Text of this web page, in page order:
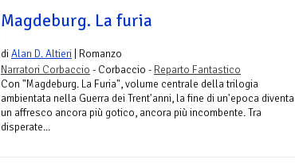
Magdeburg. La furia
diAlan D. Altieri | Romanzo
Narratori Corbaccio - Corbaccio - Reparto Fantastico
Con "Magdeburg. La Furia", volume centrale della trilogia
ambientata nella Guerra dei Trent'anni, la fine di un'epoca diventa
un affresco ancora più gotico, ancora più incombente. Tra
disperate...